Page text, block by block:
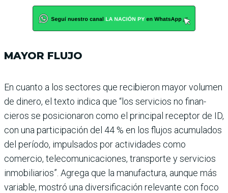
MAYOR FLUJO
En cuanto a los sectores que recibieron mayor volumen
de dinero, el texto indica que “los servicios no finan­
cieros se posicionaron como el principal receptor de ID,
con una participación del 44 % en los flujos acumulados
del período, impulsados por actividades como
comercio, telecomunicaciones, trans­porte y servicios
inmobilia­rios”. Agrega que la manufac­tura, aunque más
variable, mostró una diversificación relevante con foco